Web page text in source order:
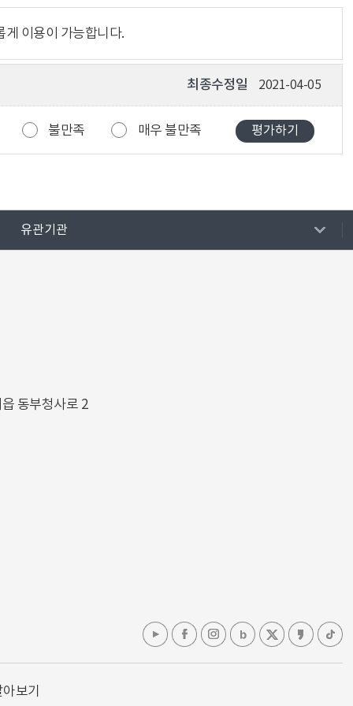
게 이용이 가능합니다.
최종수정일 2021-04-05
불만족 매우 불만족
유관기관
동부청사로 2
보기